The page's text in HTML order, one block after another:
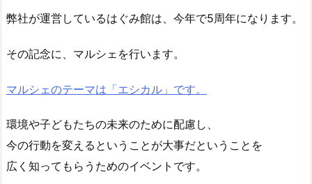
弊社が運営しているはぐみ館は、今年で5周年になります。
その記念に、マルシェを行います。
マルシェのテーマは「エシカル」です。
環境や子どもたちの未来のために配慮し、
今の行動を変えるということが大事だということを
広く知ってもらうためのイベントです。